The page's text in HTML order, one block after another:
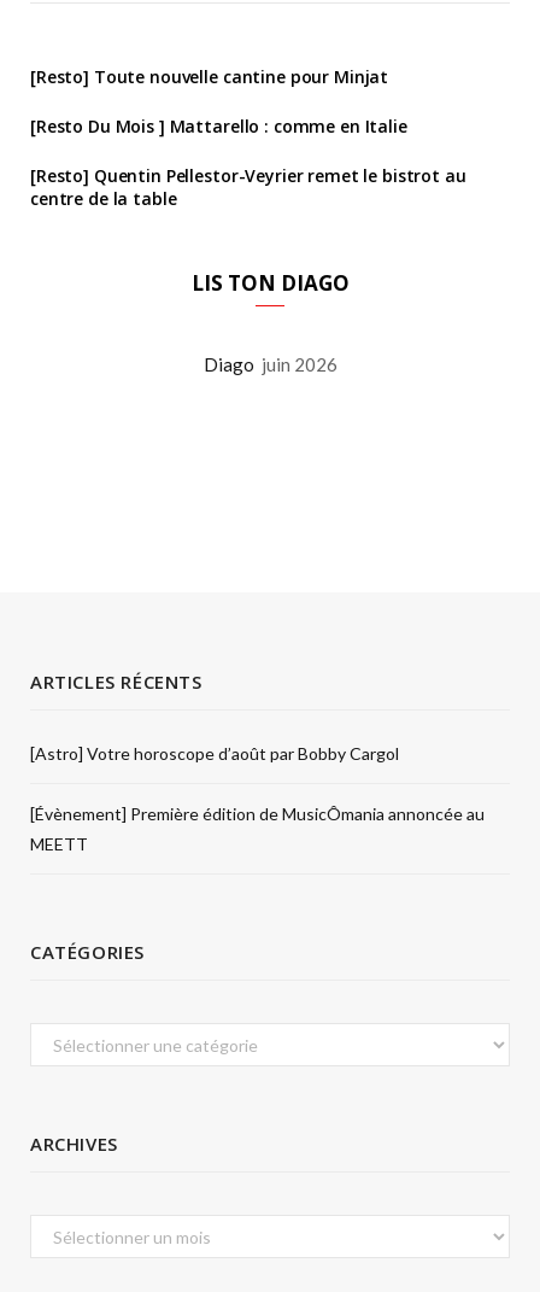
[Resto] Toute nouvelle cantine pour Minjat
[Resto Du Mois ] Mattarello : comme en Italie
[Resto] Quentin Pellestor-Veyrier remet le bistrot au
centre de la table
LIS TON DIAGO
Diago juin 2026
ARTICLES RÉCENTS
[Astro] Votre horoscope d’août par Bobby Cargol
[Évènement] Première édition de MusicÔmania annoncée au
MEETT
CATÉGORIES
Catégories
ARCHIVES
Archives